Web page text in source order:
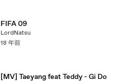
FIFA 09
LordNatsu
18 年前
[MV] Taeyang feat Teddy - Gi Do